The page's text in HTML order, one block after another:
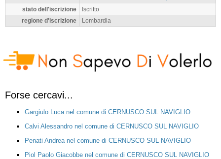
stato dell'iscrizione
Iscritto
regione d'iscrizione
Lombardia
Forse cercavi...
Gargiulo Luca nel comune di CERNUSCO SUL NAVIGLIO
Calvi Alessandro nel comune di CERNUSCO SUL NAVIGLIO
Penati Andrea nel comune di CERNUSCO SUL NAVIGLIO
Piol Paolo Giacobbe nel comune di CERNUSCO SUL NAVIGLIO